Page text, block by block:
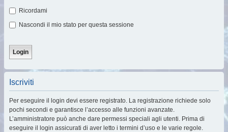
Ricordami
Nascondi il mio stato per questa sessione
Iscriviti
Per eseguire il login devi essere registrato. La registrazione richiede solo
pochi secondi e garantisce l’accesso alle funzioni avanzate.
L’amministratore può anche dare permessi speciali agli utenti. Prima di
eseguire il login assicurati di aver letto i termini d’uso e le varie regole.